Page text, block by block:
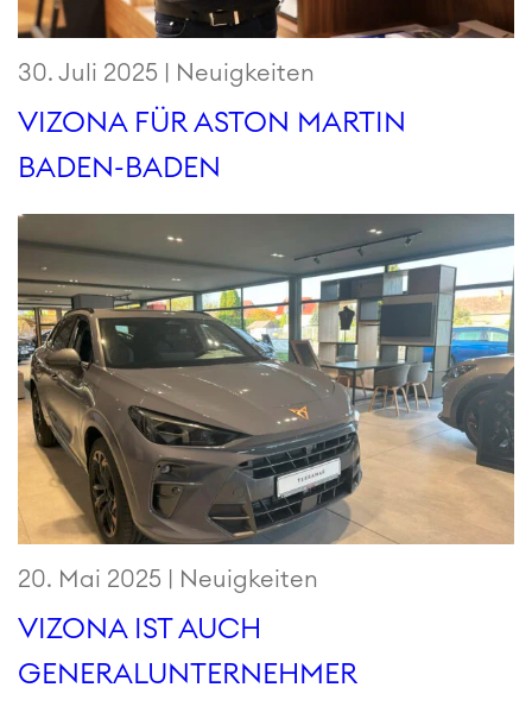
30. Juli 2025 | Neuigkeiten
VIZONA FÜR ASTON MARTIN
BADEN-BADEN
20. Mai 2025 | Neuigkeiten
VIZONA IST AUCH
GENERALUNTERNEHMER